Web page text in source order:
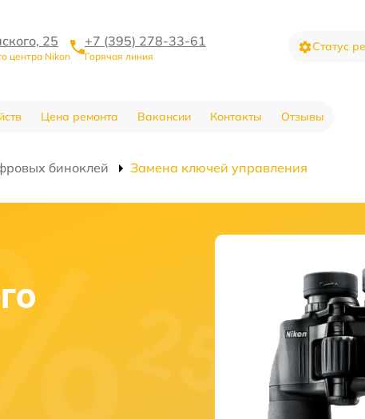
25
центра Nikon
+7 (395) 278-33-61
Горячая линия
Статус
Цена ремонта Вакансии Контакты Отзывы
биноклей Замена ключей управления